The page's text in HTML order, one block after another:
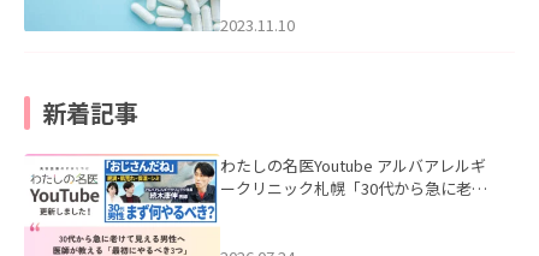
2023.11.10
新着記事
わたしの名医Youtube アルバアレルギ
ークリニック札幌「30代から急に老け